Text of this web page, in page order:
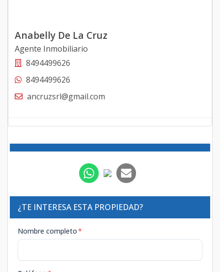
Anabelly De La Cruz
Agente Inmobiliario
8494499626
8494499626
ancruzsrl@gmail.com
¿TE INTERESA ESTA PROPIEDAD?
Nombre completo*